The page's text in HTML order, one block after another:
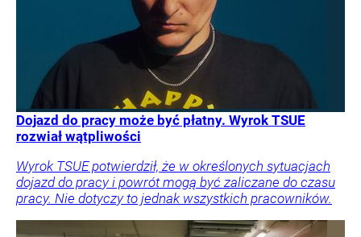
Dojazd do pracy może być płatny. Wyrok TSUE
rozwiał wątpliwości
Wyrok TSUE potwierdził, że w określonych sytuacjach
dojazd do pracy i powrót mogą być zaliczane do czasu
pracy. Nie dotyczy to jednak wszystkich pracowników.